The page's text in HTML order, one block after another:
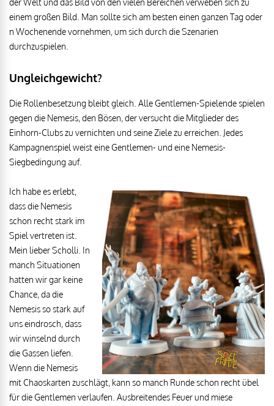
der Welt und das Bild von den vielen Bereichen verweben sich zu
einem großen Bild. Man sollte sich am besten einen ganzen Tag oder
n Wochenende vornehmen, um sich durch die Szenarien
durchzuspielen.
Ungleichgewicht?
Die Rollenbesetzung bleibt gleich. Alle Gentlemen-Spielende spielen
gegen die Nemesis, den Bösen, der versucht die Mitglieder des
Einhorn-Clubs zu vernichten und seine Ziele zu erreichen. Jedes
Kampagnenspiel weist eine Gentlemen- und eine Nemesis-
Siegbedingung auf.
Ich habe es erlebt,
dass die Nemesis
schon recht stark im
Spiel vertreten ist.
Mein lieber Scholli. In
manch Situationen
hatten wir gar keine
Chance, da die
Nemesis so stark auf
uns eindrosch, dass
wir winselnd durch
die Gassen liefen.
Wenn die Nemesis
mit Chaoskarten zuschlägt, kann so manch Runde schon recht übel
für die Gentlemen verlaufen. Ausbreitendes Feuer und miese